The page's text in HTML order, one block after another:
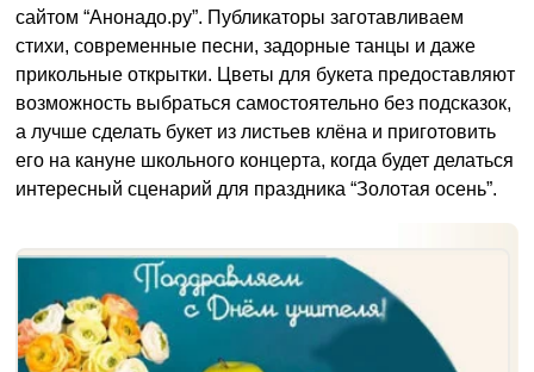
сайтом “Анонадо.ру”. Публикаторы заготавливаем
стихи, современные песни, задорные танцы и даже
прикольные открытки. Цветы для букета предоставляют
возможность выбраться самостоятельно без подсказок,
а лучше сделать букет из листьев клёна и приготовить
его на кануне школьного концерта, когда будет делаться
интересный сценарий для праздника “Золотая осень”.